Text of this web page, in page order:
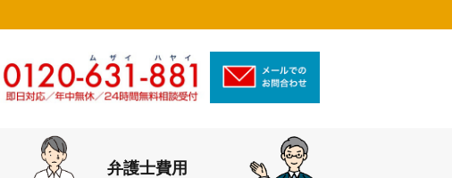
弁護士費用